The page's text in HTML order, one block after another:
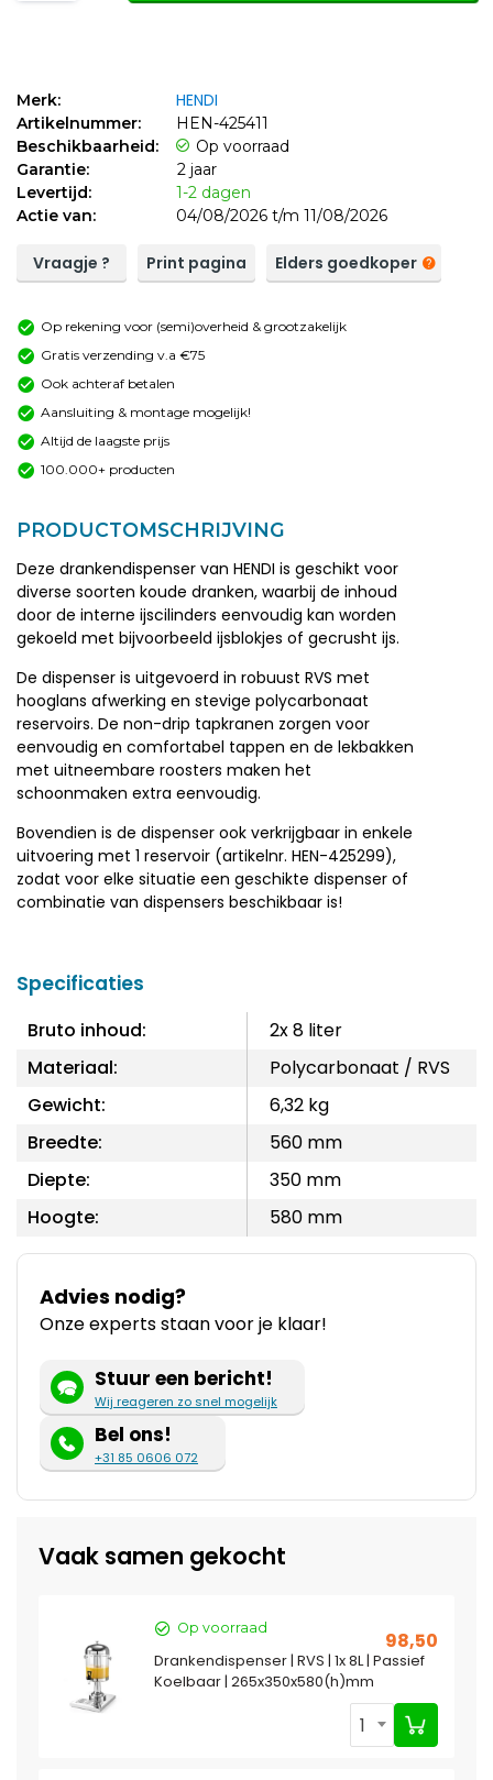
Merk: HENDI
Artikelnummer:
HEN-425411
Beschikbaarheid:
Op voorraad
Garantie:
2 jaar
Levertijd:
1-2 dagen
Actie van:
04/08/2026 t/m 11/08/2026
Vraagje ? Print pagina Elders goedkoper
Op rekening voor (semi)overheid & grootzakelijk
Gratis verzending v.a €75
Ook achteraf betalen
Aansluiting & montage mogelijk!
Altijd de laagste prijs
100.000+ producten
PRODUCTOMSCHRIJVING
Deze drankendispenser van HENDI is geschikt voor
diverse soorten koude dranken, waarbij de inhoud
door de interne ijscilinders eenvoudig kan worden
gekoeld met bijvoorbeeld ijsblokjes of gecrusht ijs.
De dispenser is uitgevoerd in robuust RVS met
hooglans afwerking en stevige polycarbonaat
reservoirs. De non-drip tapkranen zorgen voor
eenvoudig en comfortabel tappen en de lekbakken
met uitneembare roosters maken het
schoonmaken extra eenvoudig.
Bovendien is de dispenser ook verkrijgbaar in enkele
uitvoering met 1 reservoir (artikelnr. HEN-425299),
zodat voor elke situatie een geschikte dispenser of
combinatie van dispensers beschikbaar is!
Specificaties
Bruto inhoud:
2x 8 liter
Materiaal:
Polycarbonaat / RVS
Gewicht:
6,32 kg
Breedte:
560 mm
Diepte:
350 mm
Hoogte:
580 mm
Advies nodig?
Onze experts staan voor je klaar!
Stuur een bericht!
Wij reageren zo snel mogelijk
Bel ons!
+31 85 0606 072
Vaak samen gekocht
Op voorraad
98,50
Drankendispenser | RVS | 1x 8L | Passief
Koelbaar | 265x350x580(h)mm
1